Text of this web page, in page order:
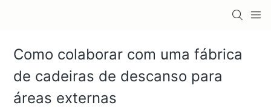
Como colaborar com uma fábrica
de cadeiras de descanso para
áreas externas